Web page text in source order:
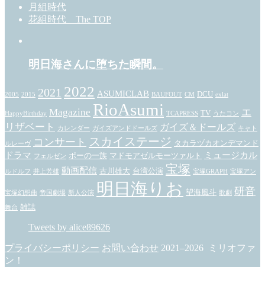
月組時代
花組時代 The TOP
明日海さんに堕ちた瞬間。
2005 2015 2021 2022 ASUMICLAB BAUFOUT CM DCU exlat
HappyBirthday Magazine RioAsumi TCAPRESS TV うたコン エ
リザベート
カレンダー ガイズアンドドールズ ガイズ＆ドールズ キャト
ルレーヴ コンサート スカイステージ タカラヅカオンデマンド
ドラマ フェルゼン ポーの一族 マドモアゼルモーツァルト ミュージカル
ルドルフ 井上芳雄 動画配信 古川雄大 台湾公演 宝塚 宝塚GRAPH 宝塚アン
宝塚幻想曲 帝国劇場 新人公演 明日海りお 望海風斗 歌劇 研音
舞台 雑誌
Tweets by alice89626
プライバシーポリシー お問い合わせ 2021–2026 ミリオファ
ン！